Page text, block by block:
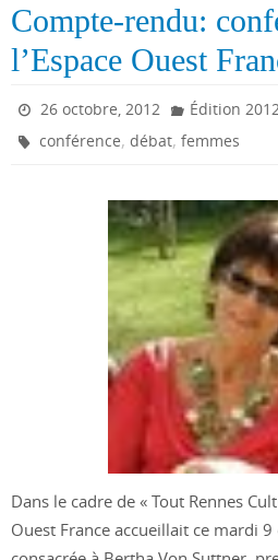
Compte-rendu:
l’Espace Ouest
26 octobre, 2012
Édition 2012
conférence,débat,femmes
Dans le cadre de « Tout Rennes
Ouest France accueillait ce mardi